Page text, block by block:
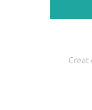
Creat